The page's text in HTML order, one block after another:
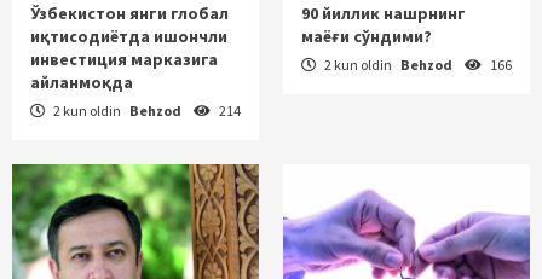
Ўзбекистон янги глобал
иқтисодиётда ишончли
инвестиция марказига
айланмоқда
2 kun oldin Behzod 214
90 йиллик нашрнинг
маёғи сўндими?
2 kun oldin Behzod 166